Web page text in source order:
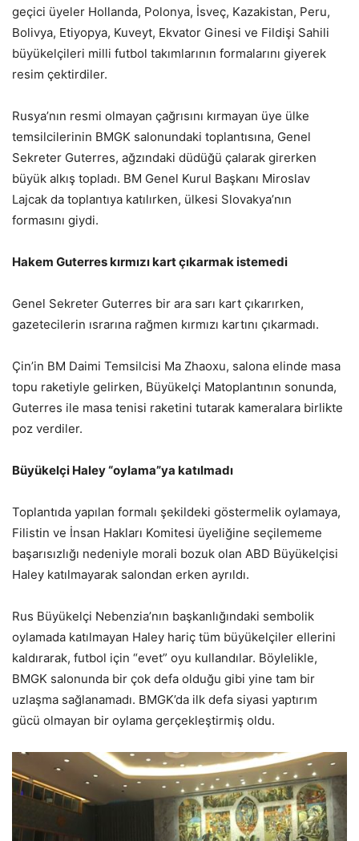
geçici üyeler Hollanda, Polonya, İsveç, Kazakistan, Peru,
Bolivya, Etiyopya, Kuveyt, Ekvator Ginesi ve Fildişi Sahili
büyükelçileri milli futbol takımlarının formalarını giyerek
resim çektirdiler.
Rusya’nın resmi olmayan çağrısını kırmayan üye ülke
temsilcilerinin BMGK salonundaki toplantısına, Genel
Sekreter Guterres, ağzındaki düdüğü çalarak girerken
büyük alkış topladı. BM Genel Kurul Başkanı Miroslav
Lajcak da toplantıya katılırken, ülkesi Slovakya’nın
formasını giydi.
Hakem Guterres kırmızı kart çıkarmak istemedi
Genel Sekreter Guterres bir ara sarı kart çıkarırken,
gazetecilerin ısrarına rağmen kırmızı kartını çıkarmadı.
Çin’in BM Daimi Temsilcisi Ma Zhaoxu, salona elinde masa
topu raketiyle gelirken, Büyükelçi Matoplantının sonunda,
Guterres ile masa tenisi raketini tutarak kameralara birlikte
poz verdiler.
Büyükelçi Haley “oylama”ya katılmadı
Toplantıda yapılan formalı şekildeki göstermelik oylamaya,
Filistin ve İnsan Hakları Komitesi üyeliğine seçilememe
başarısızlığı nedeniyle morali bozuk olan ABD Büyükelçisi
Haley katılmayarak salondan erken ayrıldı.
Rus Büyükelçi Nebenzia’nın başkanlığındaki sembolik
oylamada katılmayan Haley hariç tüm büyükelçiler ellerini
kaldırarak, futbol için “evet” oyu kullandılar. Böylelikle,
BMGK salonunda bir çok defa olduğu gibi yine tam bir
uzlaşma sağlanamadı. BMGK’da ilk defa siyasi yaptırım
gücü olmayan bir oylama gerçekleştirmiş oldu.